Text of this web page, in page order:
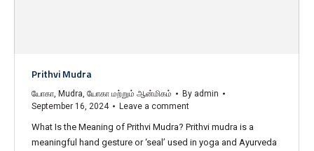
Prithvi Mudra
யோகா, Mudra, யோகா மற்றும் ஆன்மிகம் By admin
September 16, 2024
Leave a comment
What Is the Meaning of Prithvi Mudra? Prithvi mudra is a
meaningful hand gesture or ‘seal’ used in yoga and Ayurveda